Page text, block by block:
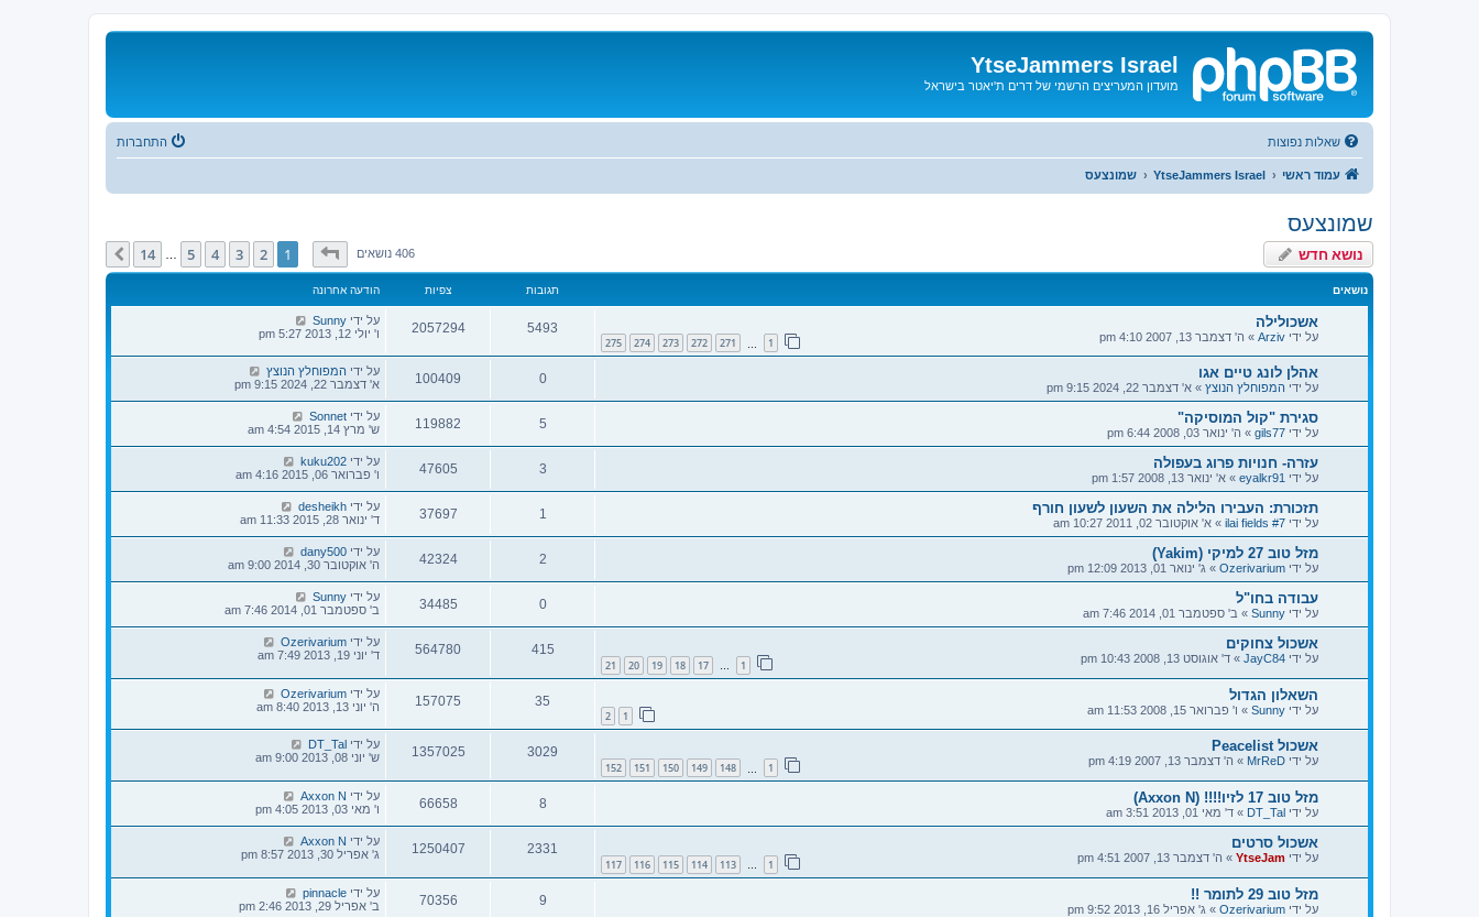
YtseJammers Israel
מועדון המעריצים הרשמי של דרים ת'יאטר בישראל
שאלות נפוצות התחברות
עמוד ראשי YtseJammers Israel שמונצעס
שמונצעס
נושא חדש 406 נושאיםדף1מתוך14
1
2
3
4
5
14 הבא
נושאים תגובות צפיות הודעה אחרונה
אשכולילה
על ידי Arziv
» ה' דצמבר 13, 2007 4:10 pm 1
271
272
273
274
275
5493
2057294 על ידי Sunny
ו' יולי 12, 2013 5:27 pm
אהלן לונג טיים אגו
על ידי המפוחלץ הנוצץ » א' דצמבר 22, 2024 9:15 pm
0
100409 על ידי המפוחלץ הנוצץ
א' דצמבר 22, 2024 9:15 pm
סגירת "קול המוסיקה"
על ידי gils77
» ה' ינואר 03, 2008 6:44 pm
5
119882 על ידי Sonnet
ש' מרץ 14, 2015 4:54 am
עזרה- חנויות פרוג בעפולה
על ידי eyalkr91
» א' ינואר 13, 2008 1:57 pm
3
47605 על ידי kuku202
ו' פברואר 06, 2015 4:16 am
תזכורת: העבירו הלילה את השעון לשעון חורף
על ידי ilai fields #7
» א' אוקטובר 02, 2011 10:27 am
1
37697 על ידי desheikh
ד' ינואר 28, 2015 11:33 am
מזל טוב 27 למיקי (Yakim)
על ידי Ozerivarium
» ג' ינואר 01, 2013 12:09 pm
2
42324 על ידי dany500
ה' אוקטובר 30, 2014 9:00 am
עבודה בחו"ל
על ידי Sunny
» ב' ספטמבר 01, 2014 7:46 am
0
34485 על ידי Sunny
ב' ספטמבר 01, 2014 7:46 am
אשכול צחוקים
על ידי JayC84
» ד' אוגוסט 13, 2008 10:43 pm 1
…
17
18
19
20
21
415
564780 על ידי Ozerivarium
ד' יוני 19, 2013 7:49 am
השאלון הגדול
על ידי Sunny
» ו' פברואר 15, 2008 11:53 am 1
2
35
157075 על ידי Ozerivarium
ה' יוני 13, 2013 8:40 am
אשכול Peacelist
על ידי MrReD
» ה' דצמבר 13, 2007 4:19 pm 1
148
149
150
151
152
3029
1357025 על ידי DT_Tal
ש' יוני 08, 2013 9:00 am
מזל טוב 17 לזיו!!!! (Axxon N)
על ידי DT_Tal
» ד' מאי 01, 2013 3:51 am
8
66658 על ידי Axxon N
ו' מאי 03, 2013 4:05 pm
אשכול סרטים
על ידי YtseJam
» ה' דצמבר 13, 2007 4:51 pm 1
…
113
114
115
116
117
2331
1250407 על ידי Axxon N
ג' אפריל 30, 2013 8:57 pm
מזל טוב 29 לתומר !!
על ידי Ozerivarium
» ג' אפריל 16, 2013 9:52 pm
9
70356 על ידי pinnacle
ב' אפריל 29, 2013 2:46 pm